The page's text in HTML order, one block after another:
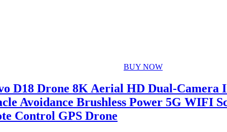
BUY NOW
D18 Drone 8K Aerial HD Dual-Camera
Avoidance Brushless Power 5G WIFI
Control GPS Drone